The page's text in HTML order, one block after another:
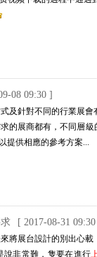
08 09:30 ]
針對不同的行業展會有
求的展商都有，不同層
提供相應的參考方案...
[ 2017-08-31
展台設計的別出心載
非常難，隻要在進行